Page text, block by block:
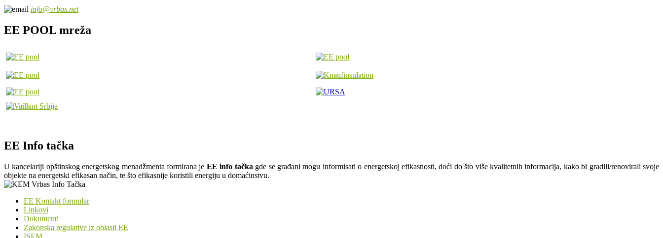
info@vrbas.net
EE POOL mreža
EE Info tačka
U kancelariji opštinskog energetskog menadžmenta formirana je EE info tačka gde se građani mogu informisati o energetskoj efikasnosti, doći do što više kvalitetnih informacija, kako bi gradili/renovirali svoje
objekte na energetski efikasan način, te što efikasnije koristili energiju u domaćinstvu.
EE Kontakt formular
Linkovi
Dokumenti
Zakonska regulative iz oblasti EE
ISEM